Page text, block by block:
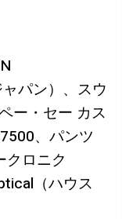
パン）、スウ
ー・セー カス
、パンツ
クロニク
（ハウス